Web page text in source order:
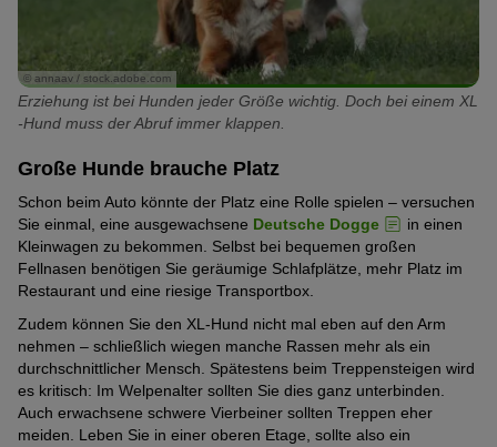
© annaav / stock.adobe.com
Erziehung ist bei Hunden jeder Größe wichtig. Doch bei einem XL
-Hund muss der Abruf immer klappen.
Große Hunde brauche Platz
Schon beim Auto könnte der Platz eine Rolle spielen – versuchen
Sie einmal, eine ausgewachsene Deutsche Dogge
in einen
Kleinwagen zu bekommen. Selbst bei bequemen großen
Fellnasen benötigen Sie geräumige Schlafplätze, mehr Platz im
Restaurant und eine riesige Transportbox.
Zudem können Sie den XL-Hund nicht mal eben auf den Arm
nehmen – schließlich wiegen manche Rassen mehr als ein
durchschnittlicher Mensch. Spätestens beim Treppensteigen wird
es kritisch: Im Welpenalter sollten Sie dies ganz unterbinden.
Auch erwachsene schwere Vierbeiner sollten Treppen eher
meiden. Leben Sie in einer oberen Etage, sollte also ein